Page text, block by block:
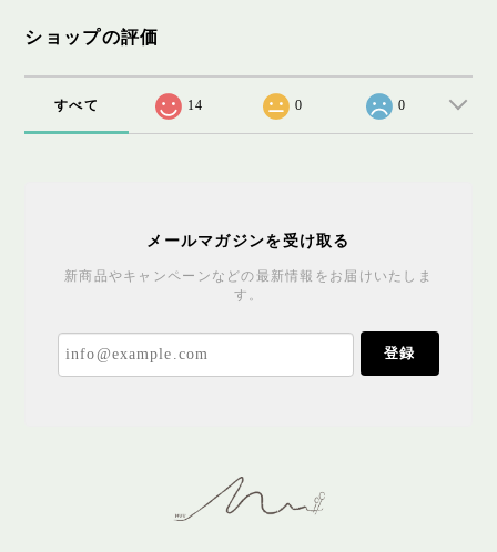
ショップの評価
すべて 14 0 0
メールマガジンを受け取る
新商品やキャンペーンなどの最新情報をお届けいたしま
す。
登録